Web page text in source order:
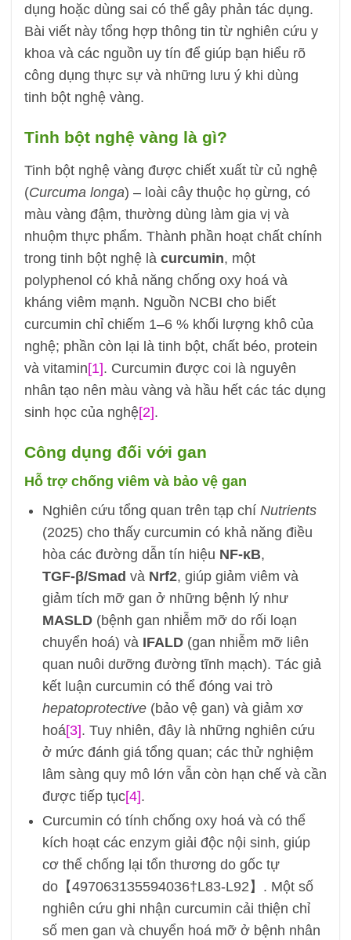
dụng hoặc dùng sai có thể gây phản tác dụng.
Bài viết này tổng hợp thông tin từ nghiên cứu y
khoa và các nguồn uy tín để giúp bạn hiểu rõ
công dụng thực sự và những lưu ý khi dùng
tinh bột nghệ vàng.
Tinh bột nghệ vàng là gì?
Tinh bột nghệ vàng được chiết xuất từ củ nghệ
(Curcuma longa) – loài cây thuộc họ gừng, có
màu vàng đậm, thường dùng làm gia vị và
nhuộm thực phẩm. Thành phần hoạt chất chính
trong tinh bột nghệ là curcumin, một
polyphenol có khả năng chống oxy hoá và
kháng viêm mạnh. Nguồn NCBI cho biết
curcumin chỉ chiếm 1–6 % khối lượng khô của
nghệ; phần còn lại là tinh bột, chất béo, protein
và vitamin[1]. Curcumin được coi là nguyên
nhân tạo nên màu vàng và hầu hết các tác dụng
sinh học của nghệ[2].
Công dụng đối với gan
Hỗ trợ chống viêm và bảo vệ gan
Nghiên cứu tổng quan trên tạp chí Nutrients
(2025) cho thấy curcumin có khả năng điều
hòa các đường dẫn tín hiệu NF‑κB,
TGF‑β/Smad và Nrf2, giúp giảm viêm và
giảm tích mỡ gan ở những bệnh lý như
MASLD(bệnh gan nhiễm mỡ do rối loạn
chuyển hoá) và IFALD(gan nhiễm mỡ liên
quan nuôi dưỡng đường tĩnh mạch). Tác giả
kết luận curcumin có thể đóng vai trò
hepatoprotective(bảo vệ gan) và giảm xơ
hoá[3]. Tuy nhiên, đây là những nghiên cứu
ở mức đánh giá tổng quan; các thử nghiệm
lâm sàng quy mô lớn vẫn còn hạn chế và cần
được tiếp tục[4].
Curcumin có tính chống oxy hoá và có thể
kích hoạt các enzym giải độc nội sinh, giúp
cơ thể chống lại tổn thương do gốc tự
do【497063135594036†L83-L92】. Một số
nghiên cứu ghi nhận curcumin cải thiện chỉ
số men gan và chuyển hoá mỡ ở bệnh nhân